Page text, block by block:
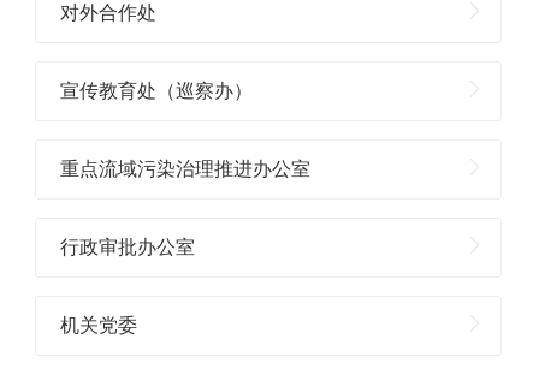
对外合作处
宣传教育处（巡察办）
重点流域污染治理推进办公室
行政审批办公室
机关党委